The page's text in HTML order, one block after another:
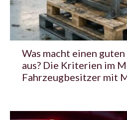
Was macht einen
aus? Die Kriterien im
Fahrzeugbesitzer mit